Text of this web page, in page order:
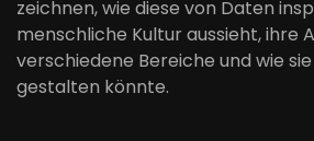
zeichnen, wie diese von Daten
menschliche Kultur aussieht, ihre
verschiedene Bereiche und wie
gestalten könnte.